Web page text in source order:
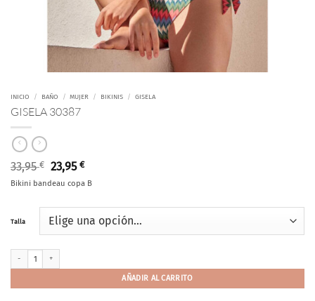
INICIO / BAÑO / MUJER / BIKINIS / GISELA
GISELA 30387
33,95€ El
precio
original
33,95 €.
23,95€El
actual
23,95 €.
Bikini bandeau copa B
Talla
AÑADIR AL CARRITO